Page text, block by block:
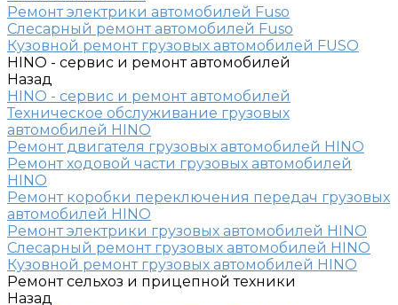
Ремонт электрики автомобилей Fuso
Слесарный ремонт автомобилей Fuso
Кузовной ремонт грузовых автомобилей FUSO
HINO - сервис и ремонт автомобилей
Назад
HINO - сервис и ремонт автомобилей
Техническое обслуживание грузовых
автомобилей HINO
Ремонт двигателя грузовых автомобилей HINO
Ремонт ходовой части грузовых автомобилей
HINO
Ремонт коробки переключения передач грузовых
автомобилей HINO
Ремонт электрики грузовых автомобилей HINO
Слесарный ремонт грузовых автомобилей HINO
Кузовной ремонт грузовых автомобилей HINO
Ремонт сельхоз и прицепной техники
Назад